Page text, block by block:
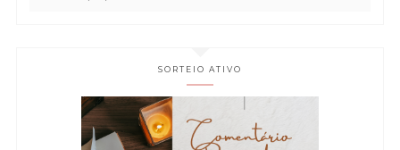
SORTEIO ATIVO